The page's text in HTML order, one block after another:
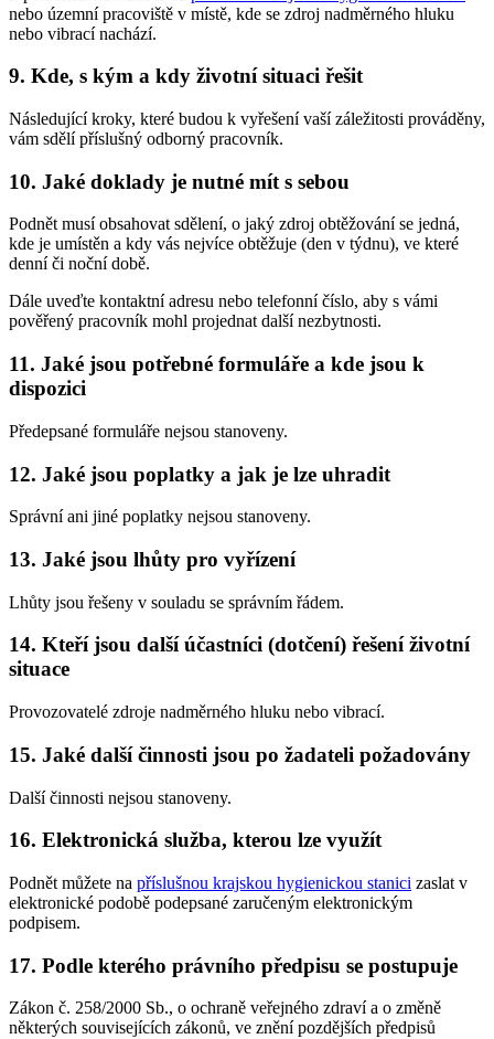
nebo územní pracoviště v místě, kde se zdroj nadměrného hluku
nebo vibrací nachází.
9. Kde, s kým a kdy životní situaci řešit
Následující kroky, které budou k vyřešení vaší záležitosti prováděny,
vám sdělí příslušný odborný pracovník.
10. Jaké doklady je nutné mít s sebou
Podnět musí obsahovat sdělení, o jaký zdroj obtěžování se jedná,
kde je umístěn a kdy vás nejvíce obtěžuje (den v týdnu), ve které
denní či noční době.
Dále uveďte kontaktní adresu nebo telefonní číslo, aby s vámi
pověřený pracovník mohl projednat další nezbytnosti.
11. Jaké jsou potřebné formuláře a kde jsou k
dispozici
Předepsané formuláře nejsou stanoveny.
12. Jaké jsou poplatky a jak je lze uhradit
Správní ani jiné poplatky nejsou stanoveny.
13. Jaké jsou lhůty pro vyřízení
Lhůty jsou řešeny v souladu se správním řádem.
14. Kteří jsou další účastníci (dotčení) řešení životní
situace
Provozovatelé zdroje nadměrného hluku nebo vibrací.
15. Jaké další činnosti jsou po žadateli požadovány
Další činnosti nejsou stanoveny.
16. Elektronická služba, kterou lze využít
Podnět můžete na příslušnou krajskou hygienickou stanici zaslat v
elektronické podobě podepsané zaručeným elektronickým
podpisem.
17. Podle kterého právního předpisu se postupuje
Zákon č. 258/2000 Sb., o ochraně veřejného zdraví a o změně
některých souvisejících zákonů, ve znění pozdějších předpisů